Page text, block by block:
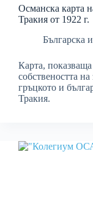
Османска карта
Тракия от 1922 г.
Българска
Карта,
собствеността
гръцкото и
Тракия.